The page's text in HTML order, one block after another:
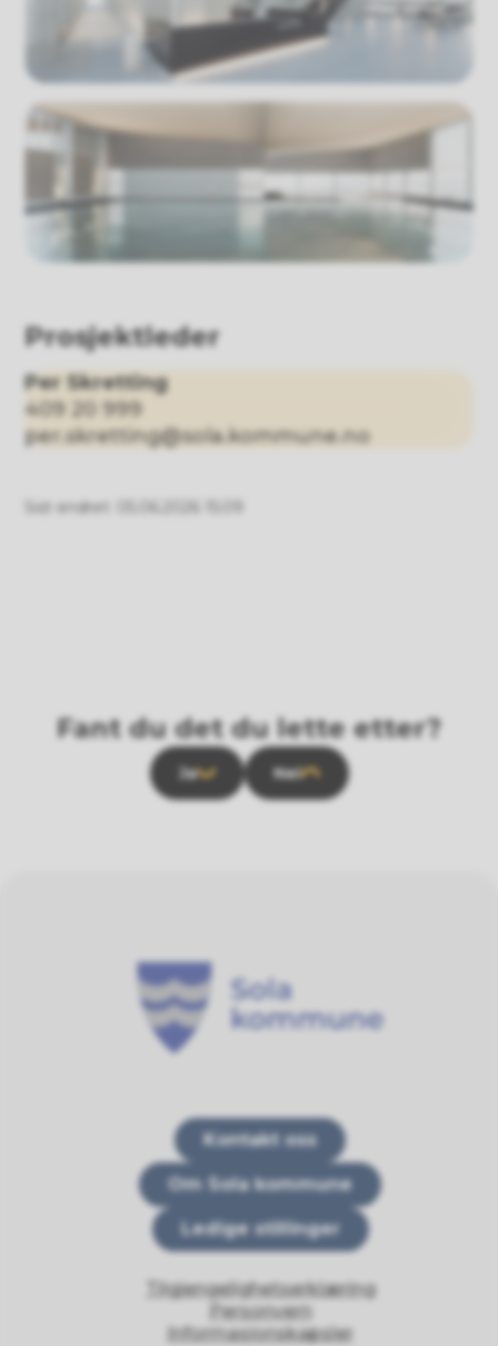
Prosjektleder
Per Skretting
409 20 999
per.skretting@sola.kommune.no
Sist endret
Fant du det du lette etter?
Ja Nei
Kontakt oss
Om Sola kommune
Ledige stillinger
Tilgjengelighetserklæring
Personvern
Informasjonskapsler